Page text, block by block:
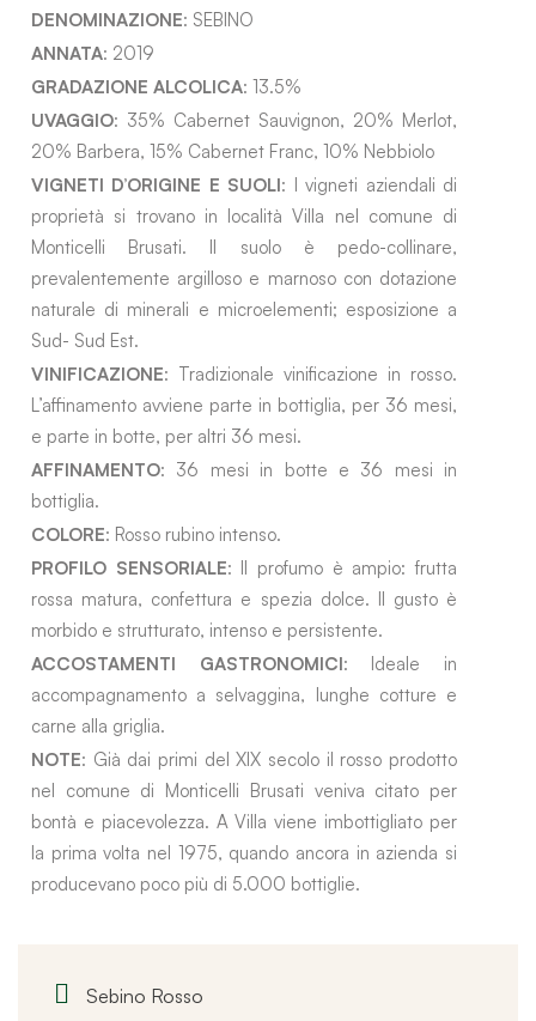
DENOMINAZIONE: SEBINO
ANNATA: 2019
GRADAZIONE ALCOLICA: 13.5%
UVAGGIO: 35% Cabernet Sauvignon, 20% Merlot,
20% Barbera, 15% Cabernet Franc, 10% Nebbiolo
VIGNETI D’ORIGINE E SUOLI: I vigneti aziendali di
proprietà si trovano in località Villa nel comune di
Monticelli Brusati. Il suolo è pedo-collinare,
prevalentemente argilloso e marnoso con dotazione
naturale di minerali e microelementi; esposizione a
Sud- Sud Est.
VINIFICAZIONE: Tradizionale vinificazione in rosso.
L’affinamento avviene parte in bottiglia, per 36 mesi,
e parte in botte, per altri 36 mesi.
AFFINAMENTO: 36 mesi in botte e 36 mesi in
bottiglia.
COLORE: Rosso rubino intenso.
PROFILO SENSORIALE: Il profumo è ampio: frutta
rossa matura, confettura e spezia dolce. Il gusto è
morbido e strutturato, intenso e persistente.
ACCOSTAMENTI GASTRONOMICI: Ideale in
accompagnamento a selvaggina, lunghe cotture e
carne alla griglia.
NOTE: Già dai primi del XIX secolo il rosso prodotto
nel comune di Monticelli Brusati veniva citato per
bontà e piacevolezza. A Villa viene imbottigliato per
la prima volta nel 1975, quando ancora in azienda si
producevano poco più di 5.000 bottiglie.
Sebino Rosso